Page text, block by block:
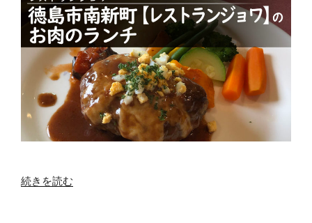
マ
タ
個
性
光
の
“徳
続きを読む